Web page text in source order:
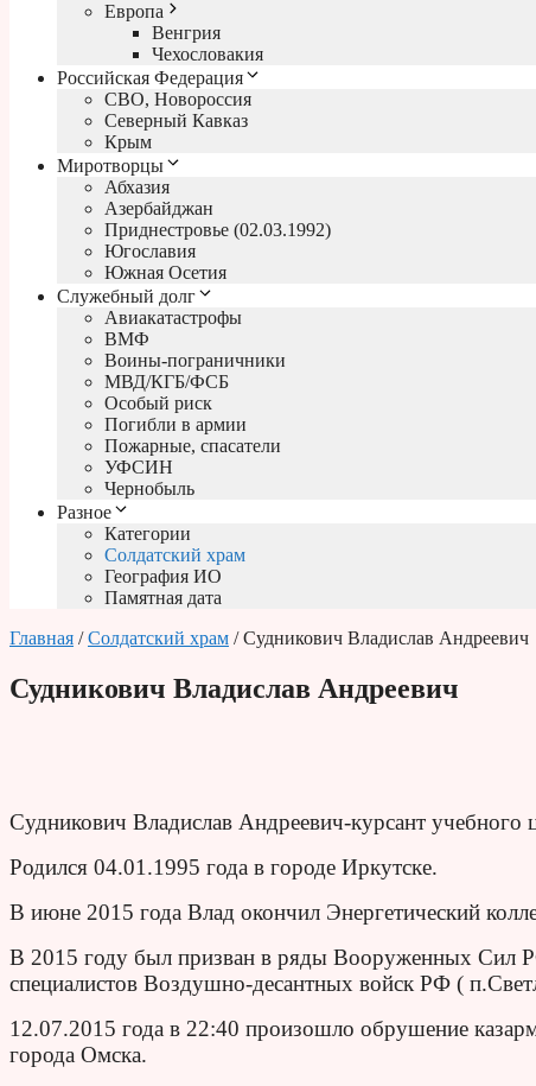
Европа
Венгрия
Чехословакия
Российская Федерация
СВО, Новороссия
Северный Кавказ
Крым
Миротворцы
Абхазия
Азербайджан
Приднестровье (02.03.1992)
Югославия
Южная Осетия
Служебный долг
Авиакатастрофы
ВМФ
Воины-пограничники
МВД/КГБ/ФСБ
Особый риск
Погибли в армии
Пожарные, спасатели
УФСИН
Чернобыль
Разное
Категории
Солдатский храм
География ИО
Памятная дата
Главная /Солдатский храм / Судникович Владислав Андреевич
Судникович Владислав Андреевич
Судникович Владислав Андреевич-курсант
Родился 04.01.1995 года в городе Иркутске.
В июне 2015 года Влад окончил Энергетический
В 2015 году был призван в ряды Вооруженных Сил
специалистов Воздушно-десантных войск РФ (
12.07.2015 года в 22:40 произошло обрушение
города Омска.